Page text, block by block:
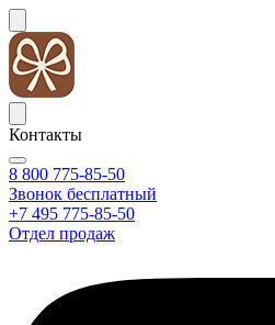
Контакты
8 800 775-85-50
Звонок бесплатный
+7 495 775-85-50
Отдел продаж